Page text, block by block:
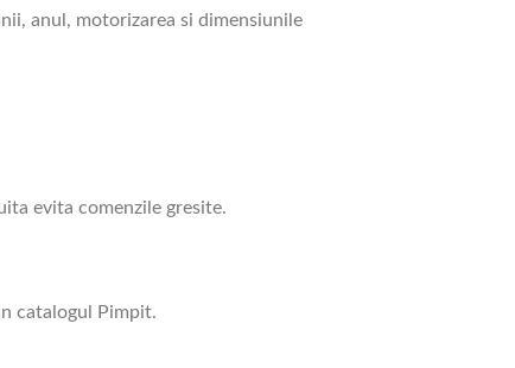
anul, motorizarea si dimensiunile
evita comenzile gresite.
catalogul Pimpit.